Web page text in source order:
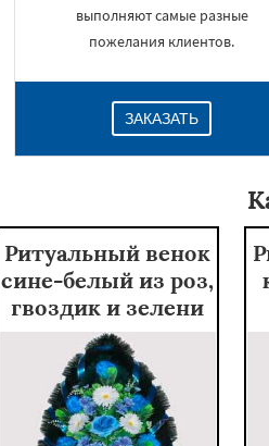
выполняют самые разные
пожелания клиентов.
ЗАКАЗАТЬ
Ритуальный венок
сине-белый из роз,
гвоздик и зелени